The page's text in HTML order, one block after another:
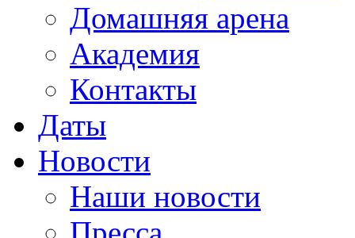
Домашняя арена
Академия
Контакты
Даты
Новости
Наши новости